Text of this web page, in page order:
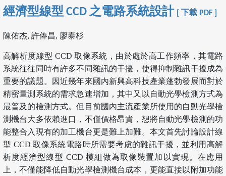
經濟型線型 CCD 之電路系統設計 [ 下載 PDF ]
陳佑杰, 許俸昌, 廖泰杉
高解析度線型 CCD 取像系統，由於處於高工作頻率，其電路
系統往往同時有許多不同雜訊的干擾，使得抑制雜訊干擾成為
重要的議題。因近幾年來國內新興高科技產業蓬勃發展而對於
精密量測系統的需求急速增加，其中又以自動光學檢測方式為
最普及的檢測方式。但目前國內主流產業所使用的自動光學檢
測機台大多依賴進口，不僅價格昂貴，想將自動光學檢測的功
能整合入現有的加工機台更是難上加難。本文首先討論設計線
型 CCD 取像系統電路時所需要考慮的雜訊干擾，並利用高解
析度經濟型線型 CCD 模組做為取像裝置加以實現。在應用
上，不僅能降低自動光學檢測機台成本，更能直接以附加功能